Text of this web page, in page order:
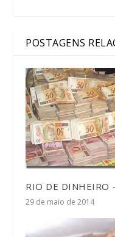
POSTAGENS
RIO DE DINHEIRO
29 de maio de 2014